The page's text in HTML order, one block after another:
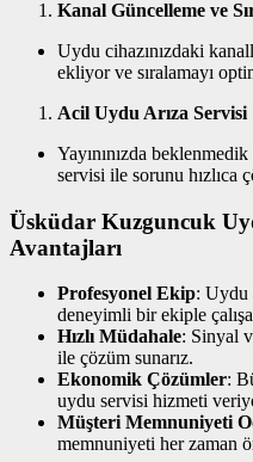
Kanal Güncelleme ve
Uydu cihazınızdaki
ekliyor ve sıralamayı
Acil Uydu Arıza Servisi
Yayınınızda
servisi ile sorunu hızlıca
Üsküdar Kuzguncuk
Avantajları
Profesyonel Ekip: Uydu
deneyimli bir ekiple
Hızlı Müdahale: Sinyal
ile çözüm sunarız.
Ekonomik Çözümler:
uydu servisi hizmeti
Müşteri Memnuniyeti
memnuniyeti her zaman